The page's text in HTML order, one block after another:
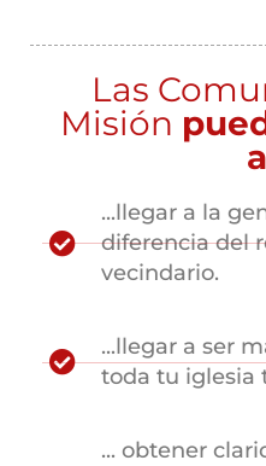
Las
Misión
...llegar a la
diferencia del
vecindario.
...llegar a ser
toda tu iglesia
... obtener